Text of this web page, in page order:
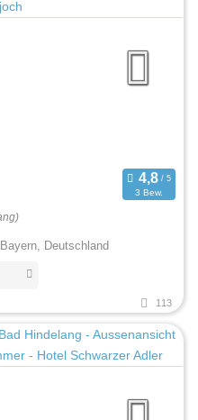
3 Bew.
Deutschland
113